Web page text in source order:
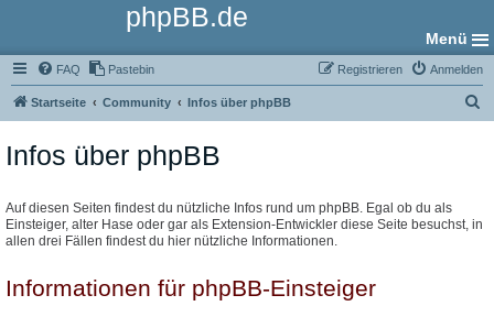
phpBB.de
Menü
FAQ Pastebin Anmelden
Registrieren
Startseite Community Infos über phpBB
Infos über phpBB
Auf diesen Seiten findest du nützliche Infos rund um phpBB. Egal ob du als
Einsteiger, alter Hase oder gar als Extension-Entwickler diese Seite besuchst, in
allen drei Fällen findest du hier nützliche Informationen.
Informationen für phpBB-Einsteiger